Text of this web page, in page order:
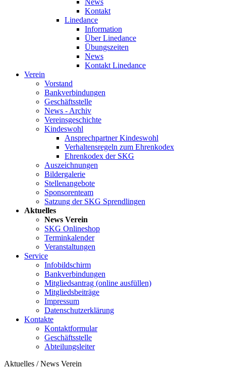
News
Kontakt
Linedance
Information
Über Linedance
Übungszeiten
News
Kontakt Linedance
Verein
Vorstand
Bankverbindungen
Geschäftsstelle
News - Archiv
Vereinsgeschichte
Kindeswohl
Ansprechpartner Kindeswohl
Verhaltensregeln zum Ehrenkodex
Ehrenkodex der SKG
Auszeichnungen
Bildergalerie
Stellenangebote
Sponsorenteam
Satzung der SKG Sprendlingen
Aktuelles
News Verein
SKG Onlineshop
Terminkalender
Veranstaltungen
Service
Infobildschirm
Bankverbindungen
Mitgliedsantrag (online ausfüllen)
Mitgliedsbeiträge
Impressum
Datenschutzerklärung
Kontakte
Kontaktformular
Geschäftsstelle
Abteilungsleiter
Aktuelles / News Verein